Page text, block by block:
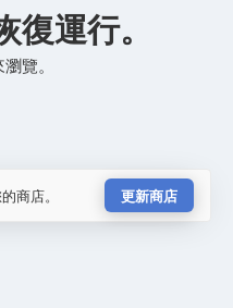
運行。
覽。
商店。 更新商店